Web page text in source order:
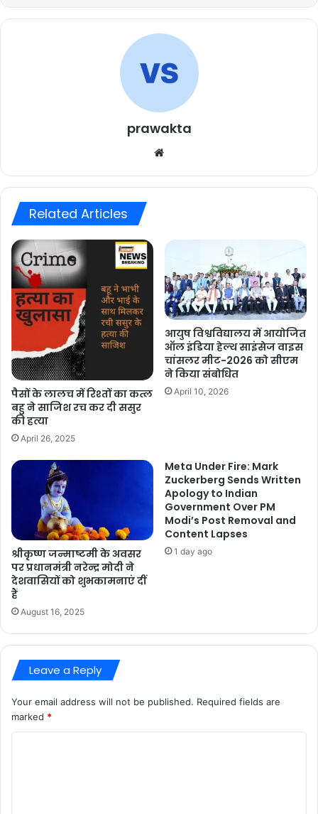
prawakta
Related Articles
पैसों के लालच में रिश्तों का कत्ल
बहु ने साजिश रच कर दी ससुर
की हत्या
April 26, 2025
आयुष विश्वविद्यालय में आयोजित
ऑल इंडिया हेल्थ साइंसेज वाइस
चांसलर मीट-2026 को सीएम
ने किया संबोधित
April 10, 2026
श्रीकृष्ण जन्माष्टमी के अवसर
पर प्रधानमंत्री नरेन्द्र मोदी ने
देशवासियों को शुभकामनाएं दीं
हैं
August 16, 2025
Meta Under Fire: Mark
Zuckerberg Sends Written
Apology to Indian
Government Over PM
Modi’s Post Removal and
Content Lapses
1 day ago
Leave a Reply
Your email address will not be published. Required fields are
marked *